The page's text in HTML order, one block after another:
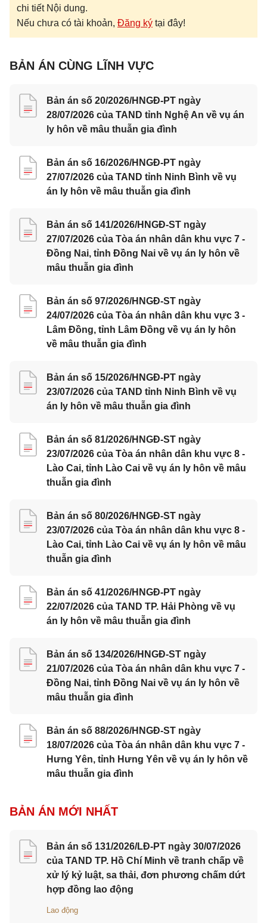
chi tiết Nội dung.
Nếu chưa có tài khoản, Đăng ký tại đây!
BẢN ÁN CÙNG LĨNH VỰC
Bản án số 20/2026/HNGĐ-PT ngày
28/07/2026 của TAND tỉnh Nghệ An về vụ án
ly hôn về mâu thuẫn gia đình
Bản án số 16/2026/HNGĐ-PT ngày
27/07/2026 của TAND tỉnh Ninh Bình về vụ
án ly hôn về mâu thuẫn gia đình
Bản án số 141/2026/HNGĐ-ST ngày
27/07/2026 của Tòa án nhân dân khu vực 7 -
Đồng Nai, tỉnh Đồng Nai về vụ án ly hôn về
mâu thuẫn gia đình
Bản án số 97/2026/HNGĐ-ST ngày
24/07/2026 của Tòa án nhân dân khu vực 3 -
Lâm Đồng, tỉnh Lâm Đồng về vụ án ly hôn
về mâu thuẫn gia đình
Bản án số 15/2026/HNGĐ-PT ngày
23/07/2026 của TAND tỉnh Ninh Bình về vụ
án ly hôn về mâu thuẫn gia đình
Bản án số 81/2026/HNGĐ-ST ngày
23/07/2026 của Tòa án nhân dân khu vực 8 -
Lào Cai, tỉnh Lào Cai về vụ án ly hôn về mâu
thuẫn gia đình
Bản án số 80/2026/HNGĐ-ST ngày
23/07/2026 của Tòa án nhân dân khu vực 8 -
Lào Cai, tỉnh Lào Cai về vụ án ly hôn về mâu
thuẫn gia đình
Bản án số 41/2026/HNGĐ-PT ngày
22/07/2026 của TAND TP. Hải Phòng về vụ
án ly hôn về mâu thuẫn gia đình
Bản án số 134/2026/HNGĐ-ST ngày
21/07/2026 của Tòa án nhân dân khu vực 7 -
Đồng Nai, tỉnh Đồng Nai về vụ án ly hôn về
mâu thuẫn gia đình
Bản án số 88/2026/HNGĐ-ST ngày
18/07/2026 của Tòa án nhân dân khu vực 7 -
Hưng Yên, tỉnh Hưng Yên về vụ án ly hôn về
mâu thuẫn gia đình
BẢN ÁN MỚI NHẤT
Bản án số 131/2026/LĐ-PT ngày 30/07/2026
của TAND TP. Hồ Chí Minh về tranh chấp về
xử lý kỷ luật, sa thải, đơn phương chấm dứt
hợp đồng lao động
Lao động